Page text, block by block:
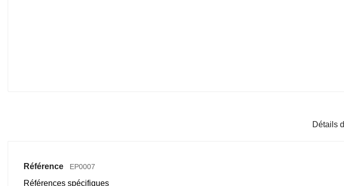
Détails
Référence EP0007
Références spécifiques